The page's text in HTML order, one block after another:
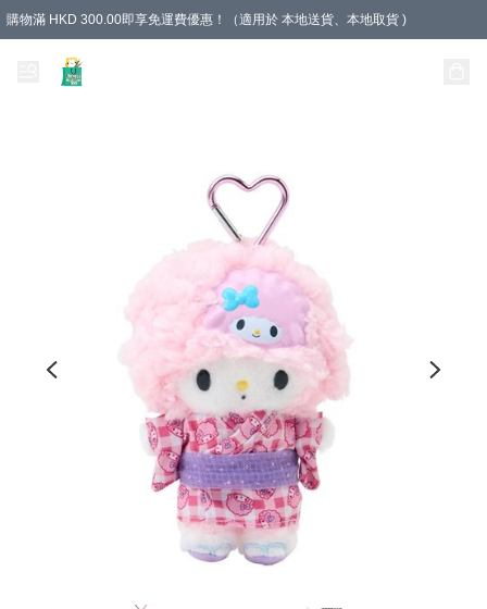
購物滿 HKD 300.00即享免運費優惠！（適用於 本地送貨、本地取貨 )